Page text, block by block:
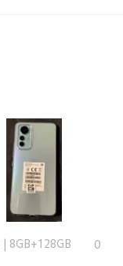
| 8GB+128GB 0